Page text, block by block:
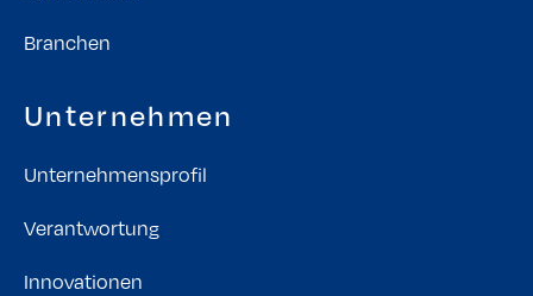
Branchen
Unternehmen
Unternehmensprofil
Verantwortung
Innovationen